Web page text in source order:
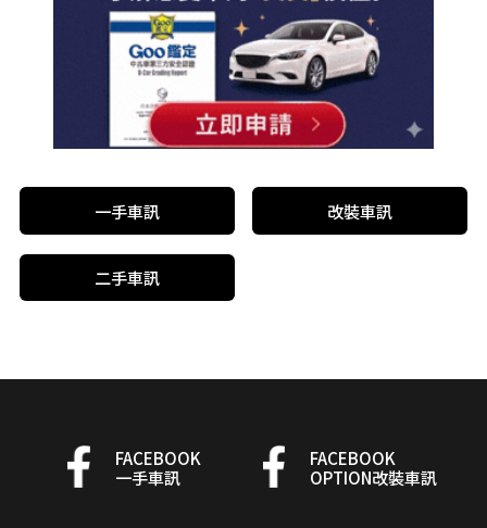
一手車訊 改裝車訊
二手車訊
FACEBOOK
一手車訊
FACEBOOK
OPTION改裝車訊